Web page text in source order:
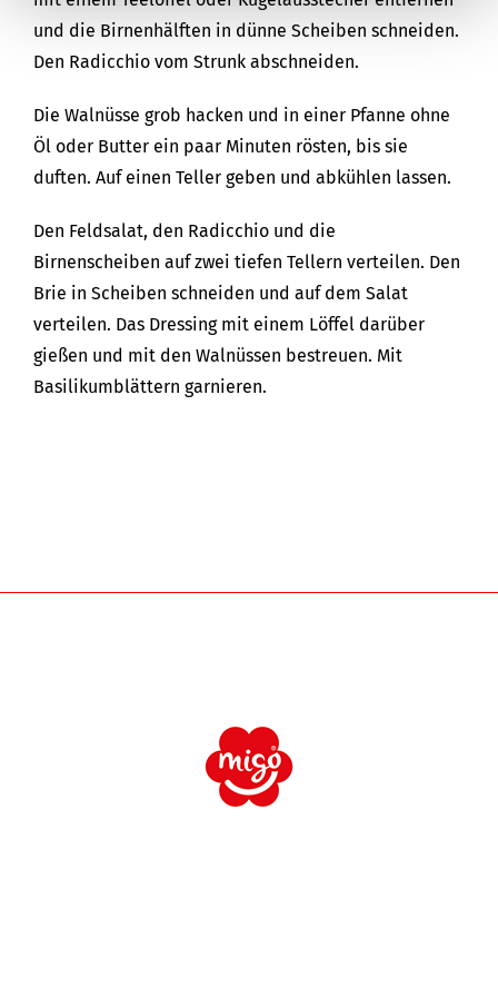
und die Birnenhälften in dünne Scheiben schneiden.
Den Radicchio vom Strunk abschneiden.
Die Walnüsse grob hacken und in einer Pfanne ohne
Öl oder Butter ein paar Minuten rösten, bis sie
duften. Auf einen Teller geben und abkühlen lassen.
Den Feldsalat, den Radicchio und die
Birnenscheiben auf zwei tiefen Tellern verteilen. Den
Brie in Scheiben schneiden und auf dem Salat
verteilen. Das Dressing mit einem Löffel darüber
gießen und mit den Walnüssen bestreuen. Mit
Basilikumblättern garnieren.